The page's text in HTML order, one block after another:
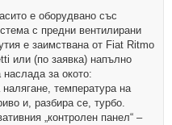
е оборудвано със
с предни вентилирани
е заимствана от Fiat Ritmo
или (по заявка) напълно
за окото:
температура на
и, разбира се, турбо.
„контролен панел“ –